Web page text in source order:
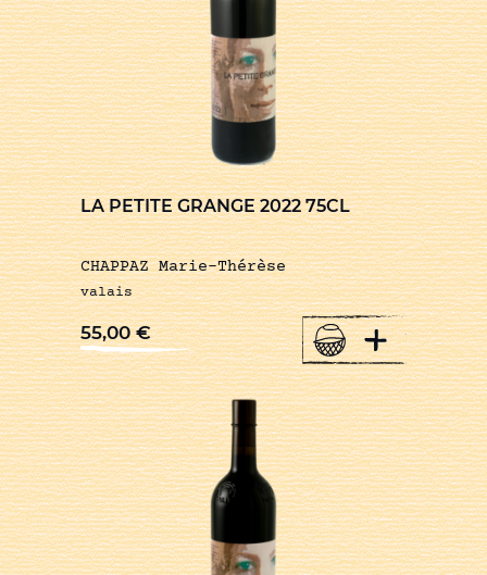
LA PETITE GRANGE 2022 75CL
CHAPPAZ Marie-Thérèse
valais
55,00€ +